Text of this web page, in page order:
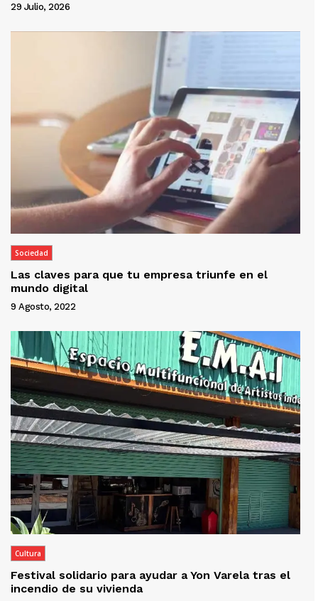
29 Julio, 2026
Sociedad
Las claves para que tu empresa triunfe en el
mundo digital
9 Agosto, 2022
Cultura
Festival solidario para ayudar a Yon Varela tras el
incendio de su vivienda